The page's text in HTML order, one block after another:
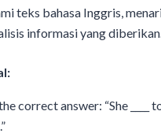
teks bahasa Inggris,
informasi yang diberikan.
correct answer: “She ____